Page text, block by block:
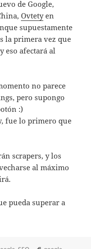
de Google,
Ovtetyen
supuestamente
la primera vez que
eso afectará al
no parece
pero supongo
:)
fue lo primero que
scrapers, y los
al máximo
pueda superar a